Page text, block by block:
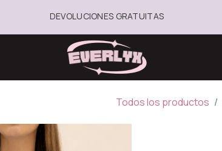
DEVOLUCIONES GRATUITAS
Todos los productos